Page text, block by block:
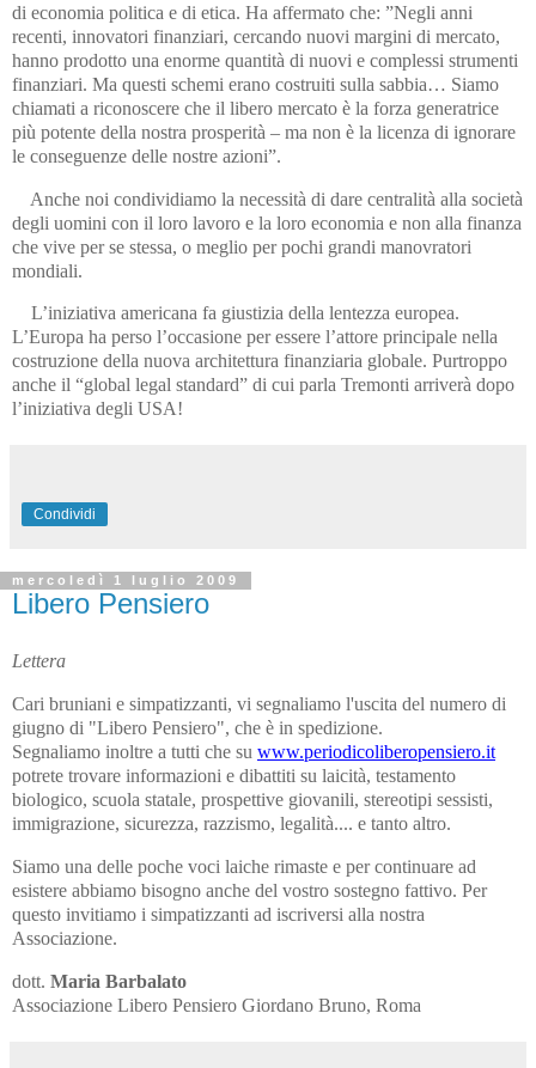
di economia politica e di etica. Ha affermato che: ”Negli anni
recenti, innovatori finanziari, cercando nuovi margini di mercato,
hanno prodotto una enorme quantità di nuovi e complessi strumenti
finanziari. Ma questi schemi erano costruiti sulla sabbia… Siamo
chiamati a riconoscere che il libero mercato è la forza generatrice
più potente della nostra prosperità – ma non è la licenza di ignorare
le conseguenze delle nostre azioni”.
Anche noi condividiamo la necessità di dare centralità alla società
degli uomini con il loro lavoro e la loro economia e non alla finanza
che vive per se stessa, o meglio per pochi grandi manovratori
mondiali.
L’iniziativa americana fa giustizia della lentezza europea.
L’Europa ha perso l’occasione per essere l’attore principale nella
costruzione della nuova architettura finanziaria globale. Purtroppo
anche il “global legal standard” di cui parla Tremonti arriverà dopo
l’iniziativa degli USA!
Condividi
mercoledì 1 luglio 2009
Libero Pensiero
Lettera
Cari bruniani e simpatizzanti, vi segnaliamo l'uscita del numero di
giugno di "Libero Pensiero", che è in spedizione.
Segnaliamo inoltre a tutti che su www.periodicoliberopensiero.it
potrete trovare informazioni e dibattiti su laicità, testamento
biologico, scuola statale, prospettive giovanili, stereotipi sessisti,
immigrazione, sicurezza, razzismo, legalità.... e tanto altro.
Siamo una delle poche voci laiche rimaste e per continuare ad
esistere abbiamo bisogno anche del vostro sostegno fattivo. Per
questo invitiamo i simpatizzanti ad iscriversi alla nostra
Associazione.
dott. Maria Barbalato
Associazione Libero Pensiero Giordano Bruno, Roma